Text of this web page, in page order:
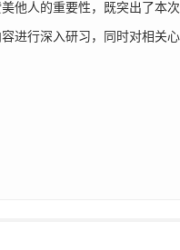
人的重要性，既突出了本
进行深入研习，同时对相关心